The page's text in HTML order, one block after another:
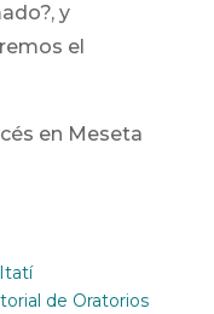
y
el
en Meseta
de Oratorios